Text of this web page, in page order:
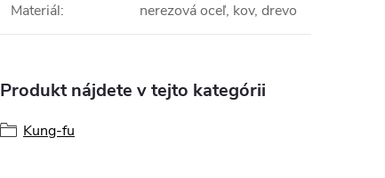
Materiál: nerezová oceľ, kov, drevo
Produkt nájdete v tejto kategórii
Kung-fu